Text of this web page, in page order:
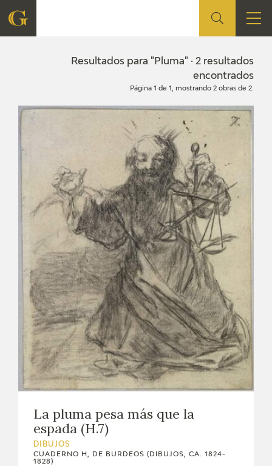
CENTRO DE INVESTIGACIÓN Y DOCUMENTACIÓN
ACCIÓN CORPORATIVA
CONTACTO
PROGRAMACIÓN
EXPOSICIONES
ACTIVIDADES
ACTUALIDAD
SALA DE PRENSA
FRANCISCO DE GOYA
Resultados para "Pluma" · 2 resultados
encontrados
Página 1 de 1, mostrando 2 obras de 2.
La pluma pesa más que la
espada (H.7)
DIBUJOS
CUADERNO H, DE BURDEOS (DIBUJOS, CA. 1824-
1828)